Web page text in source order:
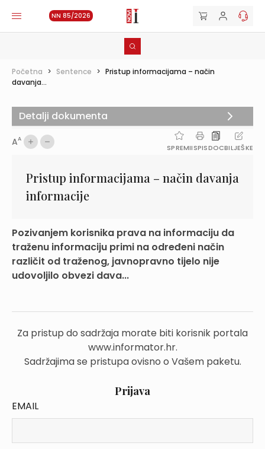
NN 85/2026
Početna > Sentence > Pristup informacijama – način
davanja...
AA
SPREMIISPISDOCBILJEŠKE
Pristup informacijama – način davanja
informacije
Pozivanjem korisnika prava na informaciju da
traženu informaciju primi na određeni način
različit od traženog, javnopravno tijelo nije
udovoljilo obvezi dava...
Za pristup do sadržaja morate biti korisnik portala
www.informator.hr.
Sadržajima se pristupa ovisno o Vašem paketu.
Prijava
EMAIL
Detalji dokumenta